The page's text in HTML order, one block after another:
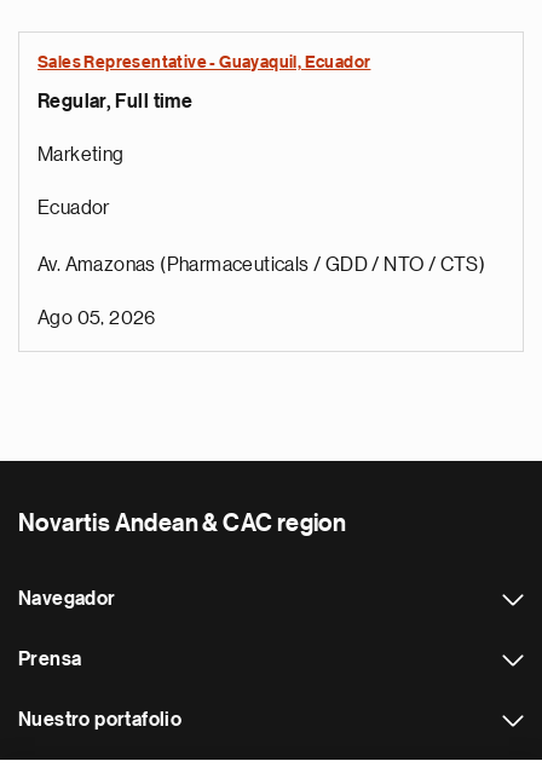
Sales Representative - Guayaquil, Ecuador
Regular, Full time
Marketing
Ecuador
Av. Amazonas (Pharmaceuticals / GDD / NTO / CTS)
Ago 05, 2026
Novartis Andean & CAC region
Navegador
Prensa
Nuestro portafolio